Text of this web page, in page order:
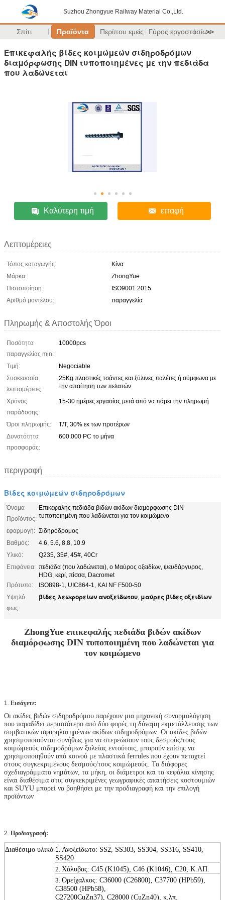
Suzhou Zhongyue Railway Material Co.,Ltd.
Σπίτι Προϊόντα Περίπου εμείς Γύρος εργοστασίων
>>
Επικεφαλής βίδες κοιμώμεών σιδηροδρόμων
διαμόρφωσης DIN τυποποιημένες με την πεδιάδα
που λαδώνεται
Καλύτερη τιμή επαφή
Λεπτομέρειες
Τόπος καταγωγής:
Κίνα
Μάρκα:
ZhongYue
Πιστοποίηση:
ISO9001:2015
Αριθμό μοντέλου:
παραγγελία
Πληρωμής & Αποστολής Όροι
Ποσότητα
παραγγελίας min:
10000pcs
Τιμή:
Negociable
Συσκευασία
λεπτομέρειες:
25Kg πλαστικές τσάντες και ξύλινες παλέτες ή σύμφωνα με
την απαίτηση των πελατών
Χρόνος
παράδοσης:
15-30 ημέρες εργασίας μετά από να πάρει την πληρωμή
Όροι πληρωμής:
T/T, 30% εκ των προτέρων
Δυνατότητα
προσφοράς:
600.000 PC το μήνα
περιγραφή
Βίδες κοιμώμεών σιδηροδρόμων
Όνομα
Προϊόντος:
Επικεφαλής πεδιάδα βιδών ακίδων διαμόρφωσης DIN
τυποποιημένη που λαδώνεται για τον κοιμώμενο
εφαρμογή: Σιδηρόδρομος
Βαθμός:
4.6, 5.6, 8.8, 10.9
Υλικό:
Q235, 35#, 45#, 40Cr
Επιφάνεια: πεδιάδα (που λαδώνεται), ο Μαύρος οξειδίων, ψευδάργυρος,
HDG, κερί, πίσσα, Dacromet
Πρότυπο:
ISO898-1, UIC864-1, ΚΑΙ NF F500-50
Υψηλό
φως:
βίδες λεωφορείων ανοξείδωτου, μαύρες βίδες οξειδίων
ZhongYue επικεφαλής πεδιάδα βιδών ακίδων
διαμόρφωσης DIN τυποποιημένη που λαδώνεται για
τον κοιμώμενο
1. Εισάγετε:
Οι ακίδες βιδών σιδηροδρόμου παρέχουν μια μηχανική συναρμολόγηση
που παραδίδει περισσότερο από δύο φορές τη δύναμη εκμετάλλευσης των
συμβατικών σφυρηλατημένων ακίδων σιδηροδρόμων. Οι ακίδες βιδών
χρησιμοποιούνται συνήθως για να στερεώσουν τους δεσμούς/τους
κοιμώμεούς σιδηροδρόμων ξυλείας εντούτοις, μπορούν επίσης να
χρησιμοποιηθούν από κοινού με πλαστικά ferrules που έχουν πεταχτεί
στους συγκεκριμένους δεσμούς/τους κοιμώμεούς. Τα διάφορες
σχεδιαγράμματα νημάτων, τα μήκη, οι διάμετροι και τα κεφάλια κίνησης
είναι διαθέσιμα στις συγκεκριμένες γεωγραφικές απαιτήσεις κοστουμιών
και SUYU μπορεί να βοηθήσει με την προδιαγραφή και την επιλογή
προϊόντων
2. Προδιαγραφή:
Διαθέσιμο υλικό 1. Ανοξείδωτο: SS2, SS303, SS304, SS316, SS410,
SS420
2. Χάλυβας: C45 (K1045), C46 (K1046), C20, Κ.ΛΠ.
3. Ορείχαλκος: C36000 (C26800), C37700 (HPb59),
C38500 (HPb58),
C27200CuZn37), C28000 (CuZn40), κ.λπ.